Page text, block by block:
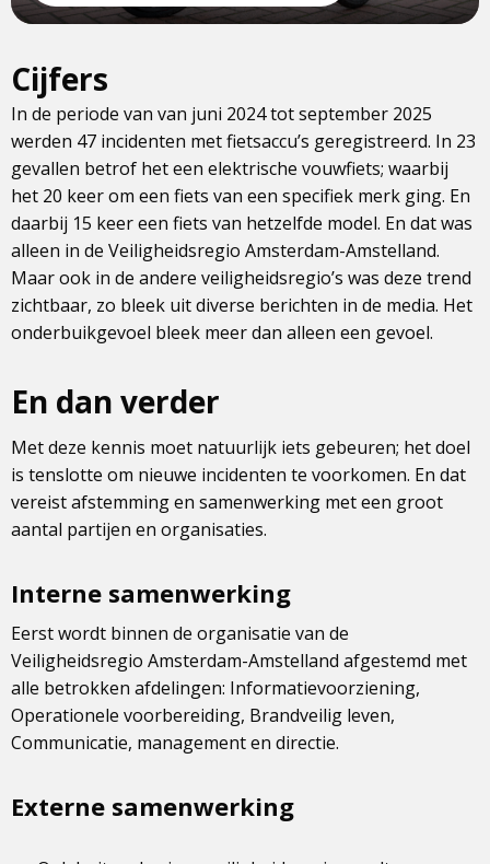
Cijfers
In de periode van van juni 2024 tot september 2025
werden 47 incidenten met fietsaccu’s geregistreerd. In 23
gevallen betrof het een elektrische vouwfiets; waarbij
het 20 keer om een fiets van een specifiek merk ging. En
daarbij 15 keer een fiets van hetzelfde model. En dat was
alleen in de Veiligheidsregio Amsterdam-Amstelland.
Maar ook in de andere veiligheidsregio’s was deze trend
zichtbaar, zo bleek uit diverse berichten in de media. Het
onderbuikgevoel bleek meer dan alleen een gevoel.
En dan verder
Met deze kennis moet natuurlijk iets gebeuren; het doel
is tenslotte om nieuwe incidenten te voorkomen. En dat
vereist afstemming en samenwerking met een groot
aantal partijen en organisaties.
Interne samenwerking
Eerst wordt binnen de organisatie van de
Veiligheidsregio Amsterdam-Amstelland afgestemd met
alle betrokken afdelingen: Informatievoorziening,
Operationele voorbereiding, Brandveilig leven,
Communicatie, management en directie.
Externe samenwerking